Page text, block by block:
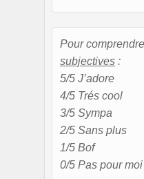
Pour
subjectives :
5/5 J’adore
4/5 Trés cool
3/5 Sympa
2/5 Sans plus
1/5 Bof
0/5 Pas pour moi